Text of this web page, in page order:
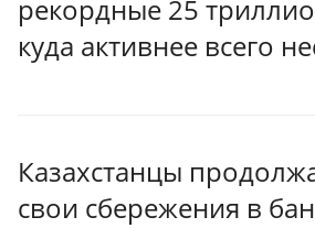
рекордные 25
куда активнее всего
Казахстанцы
свои сбережения в